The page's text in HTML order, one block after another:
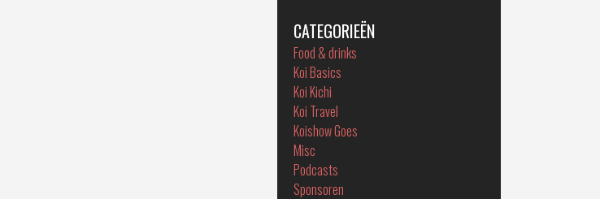
CATEGORIEËN
Food & drinks
Koi Basics
Koi Kichi
Koi Travel
Koishow Goes
Misc
Podcasts
Sponsoren